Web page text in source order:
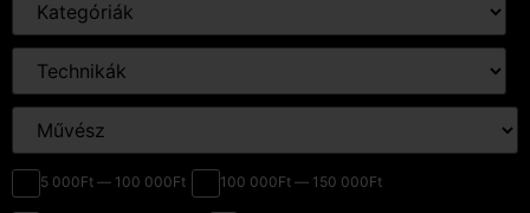
5 000Ft — 100 000Ft 100 000Ft — 150 000Ft